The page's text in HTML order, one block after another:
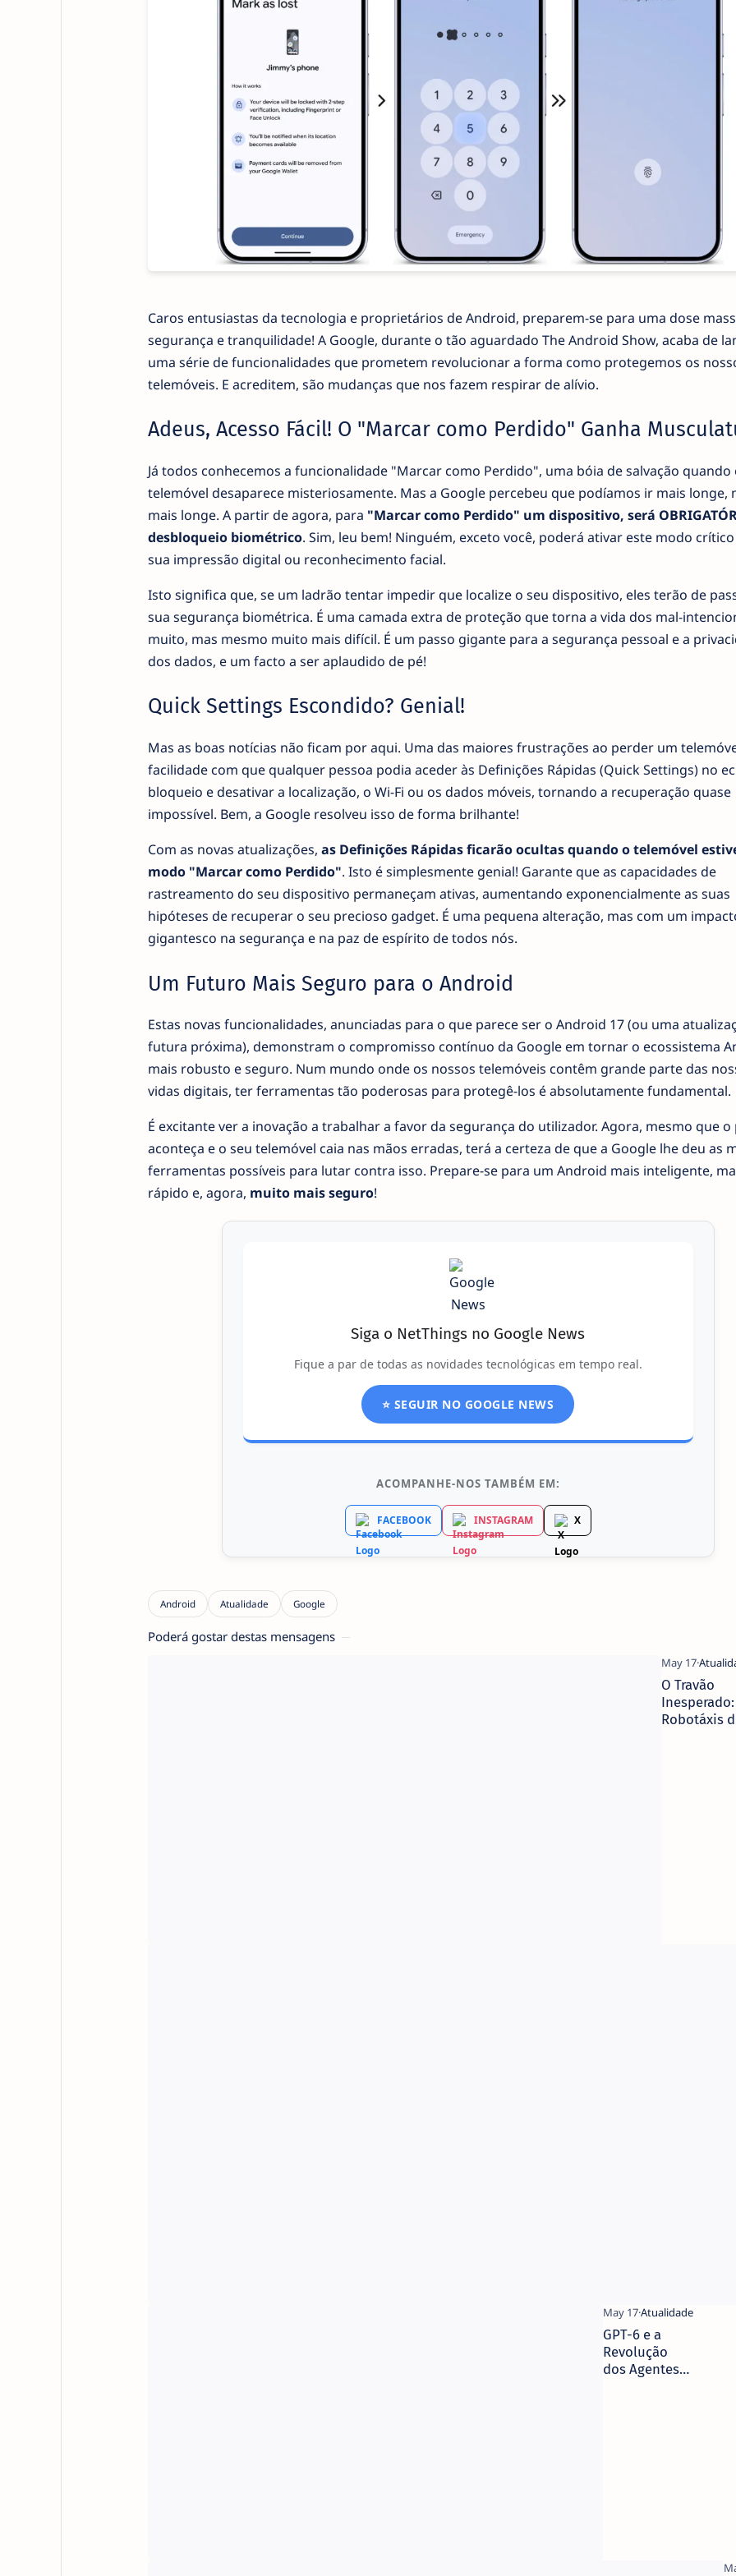
Caros entusiastas da tecnologia e proprietários de Android, preparem-se para uma dose
segurança e tranquilidade! A Google, durante o tão aguardado The Android Show, acaba de
uma série de funcionalidades que prometem revolucionar a forma como protegemos os
telemóveis. E acreditem, são mudanças que nos fazem respirar de alívio.
Adeus, Acesso Fácil! O "Marcar como Perdido" Ganha
Já todos conhecemos a funcionalidade "Marcar como Perdido", uma bóia de salvação quando
telemóvel desaparece misteriosamente. Mas a Google percebeu que podíamos ir mais longe,
mais longe. A partir de agora, para "Marcar como Perdido" um dispositivo, será
desbloqueio biométrico. Sim, leu bem! Ninguém, exceto você, poderá ativar este modo
sua impressão digital ou reconhecimento facial.
Isto significa que, se um ladrão tentar impedir que localize o seu dispositivo, eles terão de
sua segurança biométrica. É uma camada extra de proteção que torna a vida dos mal-
muito, mas mesmo muito mais difícil. É um passo gigante para a segurança pessoal e a
dos dados, e um facto a ser aplaudido de pé!
Quick Settings Escondido? Genial!
Mas as boas notícias não ficam por aqui. Uma das maiores frustrações ao perder um
facilidade com que qualquer pessoa podia aceder às Definições Rápidas (Quick Settings) no
bloqueio e desativar a localização, o Wi-Fi ou os dados móveis, tornando a recuperação quase
impossível. Bem, a Google resolveu isso de forma brilhante!
Com as novas atualizações, as Definições Rápidas ficarão ocultas quando o telemóvel
modo "Marcar como Perdido". Isto é simplesmente genial! Garante que as capacidades de
rastreamento do seu dispositivo permaneçam ativas, aumentando exponencialmente as suas
hipóteses de recuperar o seu precioso gadget. É uma pequena alteração, mas com um
gigantesco na segurança e na paz de espírito de todos nós.
Um Futuro Mais Seguro para o Android
Estas novas funcionalidades, anunciadas para o que parece ser o Android 17 (ou uma
futura próxima), demonstram o compromisso contínuo da Google em tornar o ecossistema
mais robusto e seguro. Num mundo onde os nossos telemóveis contêm grande parte das
vidas digitais, ter ferramentas tão poderosas para protegê-los é absolutamente fundamental.
É excitante ver a inovação a trabalhar a favor da segurança do utilizador. Agora, mesmo que o
aconteça e o seu telemóvel caia nas mãos erradas, terá a certeza de que a Google lhe deu as
ferramentas possíveis para lutar contra isso. Prepare-se para um Android mais inteligente,
rápido e, agora, muito mais seguro!
Siga o NetThings no Google News
Fique a par de todas as novidades tecnológicas em tempo real.
⭐ SEGUIR NO GOOGLE NEWS
ACOMPANHE-NOS TAMBÉM EM:
FACEBOOK INSTAGRAM X
Poderá gostar destas mensagens
O Travão
Inesperado:
Robotáxis
GPT-6 e a
Revolução
dos Agentes